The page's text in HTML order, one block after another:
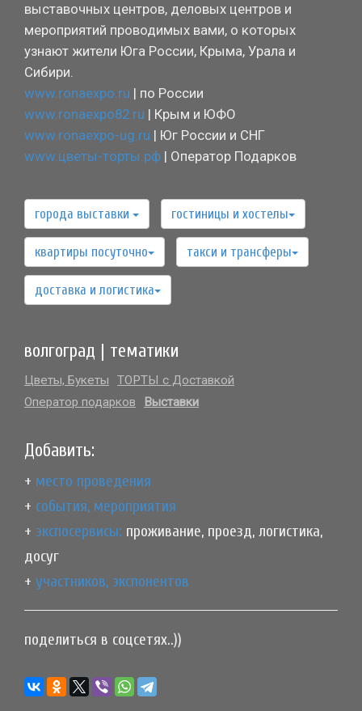
выставочных центров, деловых центров и
мероприятий проводимых вами, о которых
узнают жители Юга России, Крыма, Урала и
Сибири.
www.ronaexpo.ru | по России
www.ronaexpo82.ru | Крым и ЮФО
www.ronaexpo-ug.ru | Юг России и СНГ
www.цветы-торты.рф | Оператор Подарков
города выставки гостиницы и хостелы
квартиры посуточно такси и трансферы
доставка и логистика
волгоград | тематики
Цветы, Букеты
ТОРТЫ с Доставкой
Оператор подарков
Выставки
Добавить:
+ место проведения
+ события, мероприятия
+ экспосервисы: проживание, проезд, логистика,
досуг
+ участников, экспонентов
поделиться в соцсетях..))